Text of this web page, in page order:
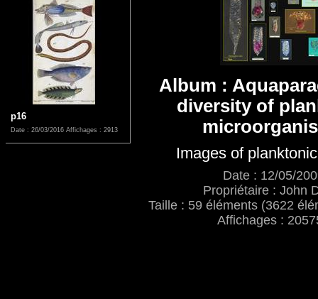
p16
Date : 26/03/2016 Affichages : 2913
Album :
diversity of
Images of
Date : 12/05/
Propriétaire : John
Taille : 59 éléments (3622
Affichages :